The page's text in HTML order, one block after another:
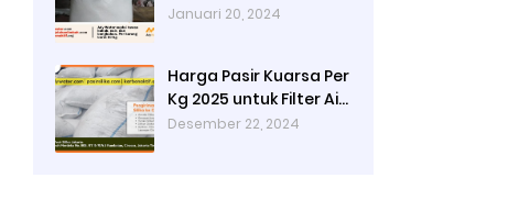
Cara Kerjanya
Januari 20, 2024
Harga Pasir Kuarsa Per
Kg 2025 untuk Filter Air
Rumah Tangga
Desember 22, 2024